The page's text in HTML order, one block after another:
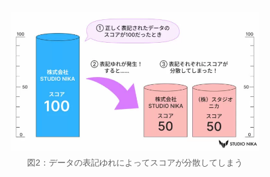
図2：データの表記ゆれによってスコアが分散してしまう